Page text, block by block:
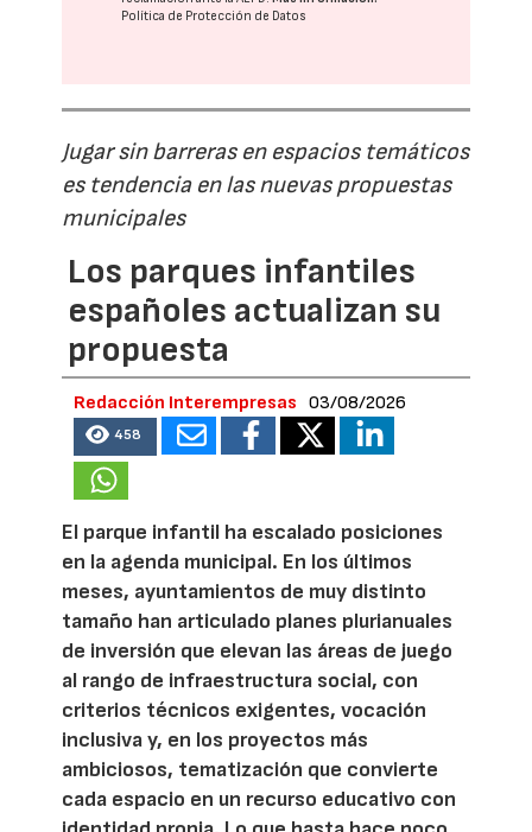
Política de Protección de Datos
Jugar sin barreras en espacios temáticos
es tendencia en las nuevas propuestas
municipales
Los parques infantiles
españoles actualizan su
propuesta
Redacción Interempresas 03/08/2026
458
El parque infantil ha escalado posiciones
en la agenda municipal. En los últimos
meses, ayuntamientos de muy distinto
tamaño han articulado planes plurianuales
de inversión que elevan las áreas de juego
al rango de infraestructura social, con
criterios técnicos exigentes, vocación
inclusiva y, en los proyectos más
ambiciosos, tematización que convierte
cada espacio en un recurso educativo con